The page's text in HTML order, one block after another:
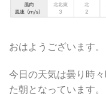
おはようございます。
今日の天気は曇り時
た朝となっています。